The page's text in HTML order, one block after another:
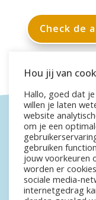
Check de
Live4fit →
Hou jij van
Hallo, goed dat
willen je laten
website
om je een
gebruiken
jouw voorkeuren
worden er
sociale media-
internetgedrag